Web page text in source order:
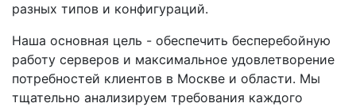
разных типов и конфигураций.
Наша основная цель - обеспечить бесперебойную
работу серверов и максимальное удовлетворение
потребностей клиентов в Москве и области. Мы
тщательно анализируем требования каждого